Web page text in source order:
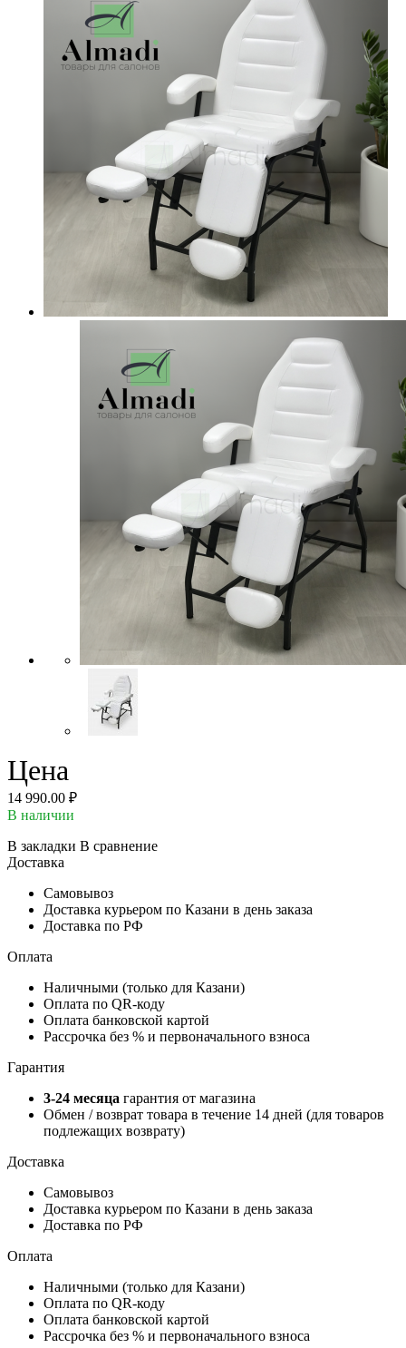
Цена
14 990.00 ₽
В наличии
В закладки В сравнение
Доставка
Самовывоз
Доставка курьером по Казани в день заказа
Доставка по РФ
Оплата
Наличными (только для Казани)
Оплата по QR-коду
Оплата банковской картой
Рассрочка без % и первоначального взноса
Гарантия
3-24 месяца гарантия от магазина
Обмен / возврат товара в течение 14 дней (для товаров
подлежащих возврату)
Доставка
Самовывоз
Доставка курьером по Казани в день заказа
Доставка по РФ
Оплата
Наличными (только для Казани)
Оплата по QR-коду
Оплата банковской картой
Рассрочка без % и первоначального взноса